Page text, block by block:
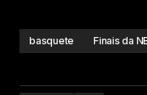
basquete Finais da